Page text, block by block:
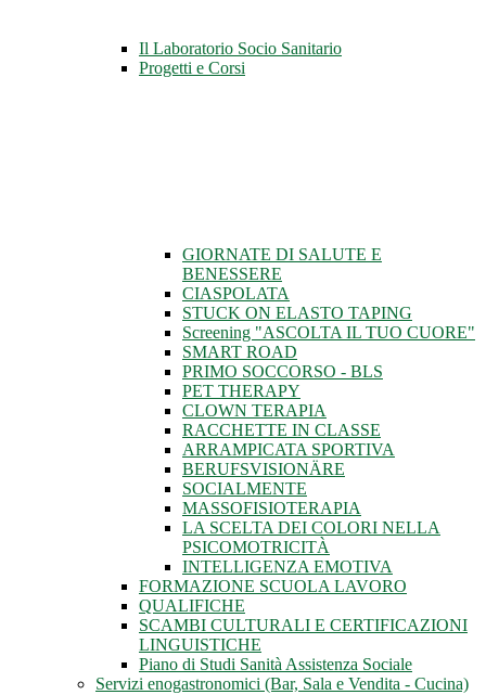
Il Laboratorio Socio Sanitario
Progetti e Corsi
GIORNATE DI SALUTE E
BENESSERE
CIASPOLATA
STUCK ON ELASTO TAPING
Screening "ASCOLTA IL TUO CUORE"
SMART ROAD
PRIMO SOCCORSO - BLS
PET THERAPY
CLOWN TERAPIA
RACCHETTE IN CLASSE
ARRAMPICATA SPORTIVA
BERUFSVISIONÄRE
SOCIALMENTE
MASSOFISIOTERAPIA
LA SCELTA DEI COLORI NELLA
PSICOMOTRICITÀ
INTELLIGENZA EMOTIVA
FORMAZIONE SCUOLA LAVORO
QUALIFICHE
SCAMBI CULTURALI E CERTIFICAZIONI
LINGUISTICHE
Piano di Studi Sanità Assistenza Sociale
Servizi enogastronomici (Bar, Sala e Vendita - Cucina)